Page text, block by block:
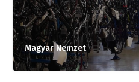
Magyar Nemzet